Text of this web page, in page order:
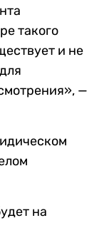
такого
и не
—
на